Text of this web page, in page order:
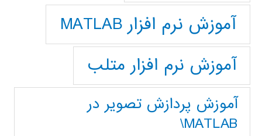
آموزش نرم افزار MATLAB
آموزش نرم افزار متلب
آموزش پردازش تصوير در
MATLAB\